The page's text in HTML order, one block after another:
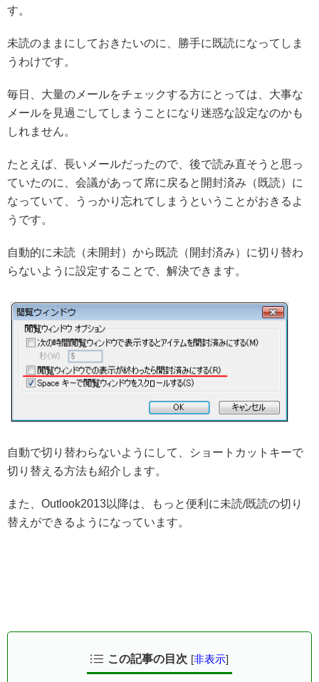
す。
未読のままにしておきたいのに、勝手に既読になってしま
うわけです。
毎日、大量のメールをチェックする方にとっては、大事な
メールを見過ごしてしまうことになり迷惑な設定なのかも
しれません。
たとえば、長いメールだったので、後で読み直そうと思っ
ていたのに、会議があって席に戻ると開封済み（既読）に
なっていて、うっかり忘れてしまうということがおきるよ
うです。
自動的に未読（未開封）から既読（開封済み）に切り替わ
らないように設定することで、解決できます。
自動で切り替わらないようにして、ショートカットキーで
切り替える方法も紹介します。
また、Outlook2013以降は、もっと便利に未読/既読の切り
替えができるようになっています。
この記事の目次 [非表示]